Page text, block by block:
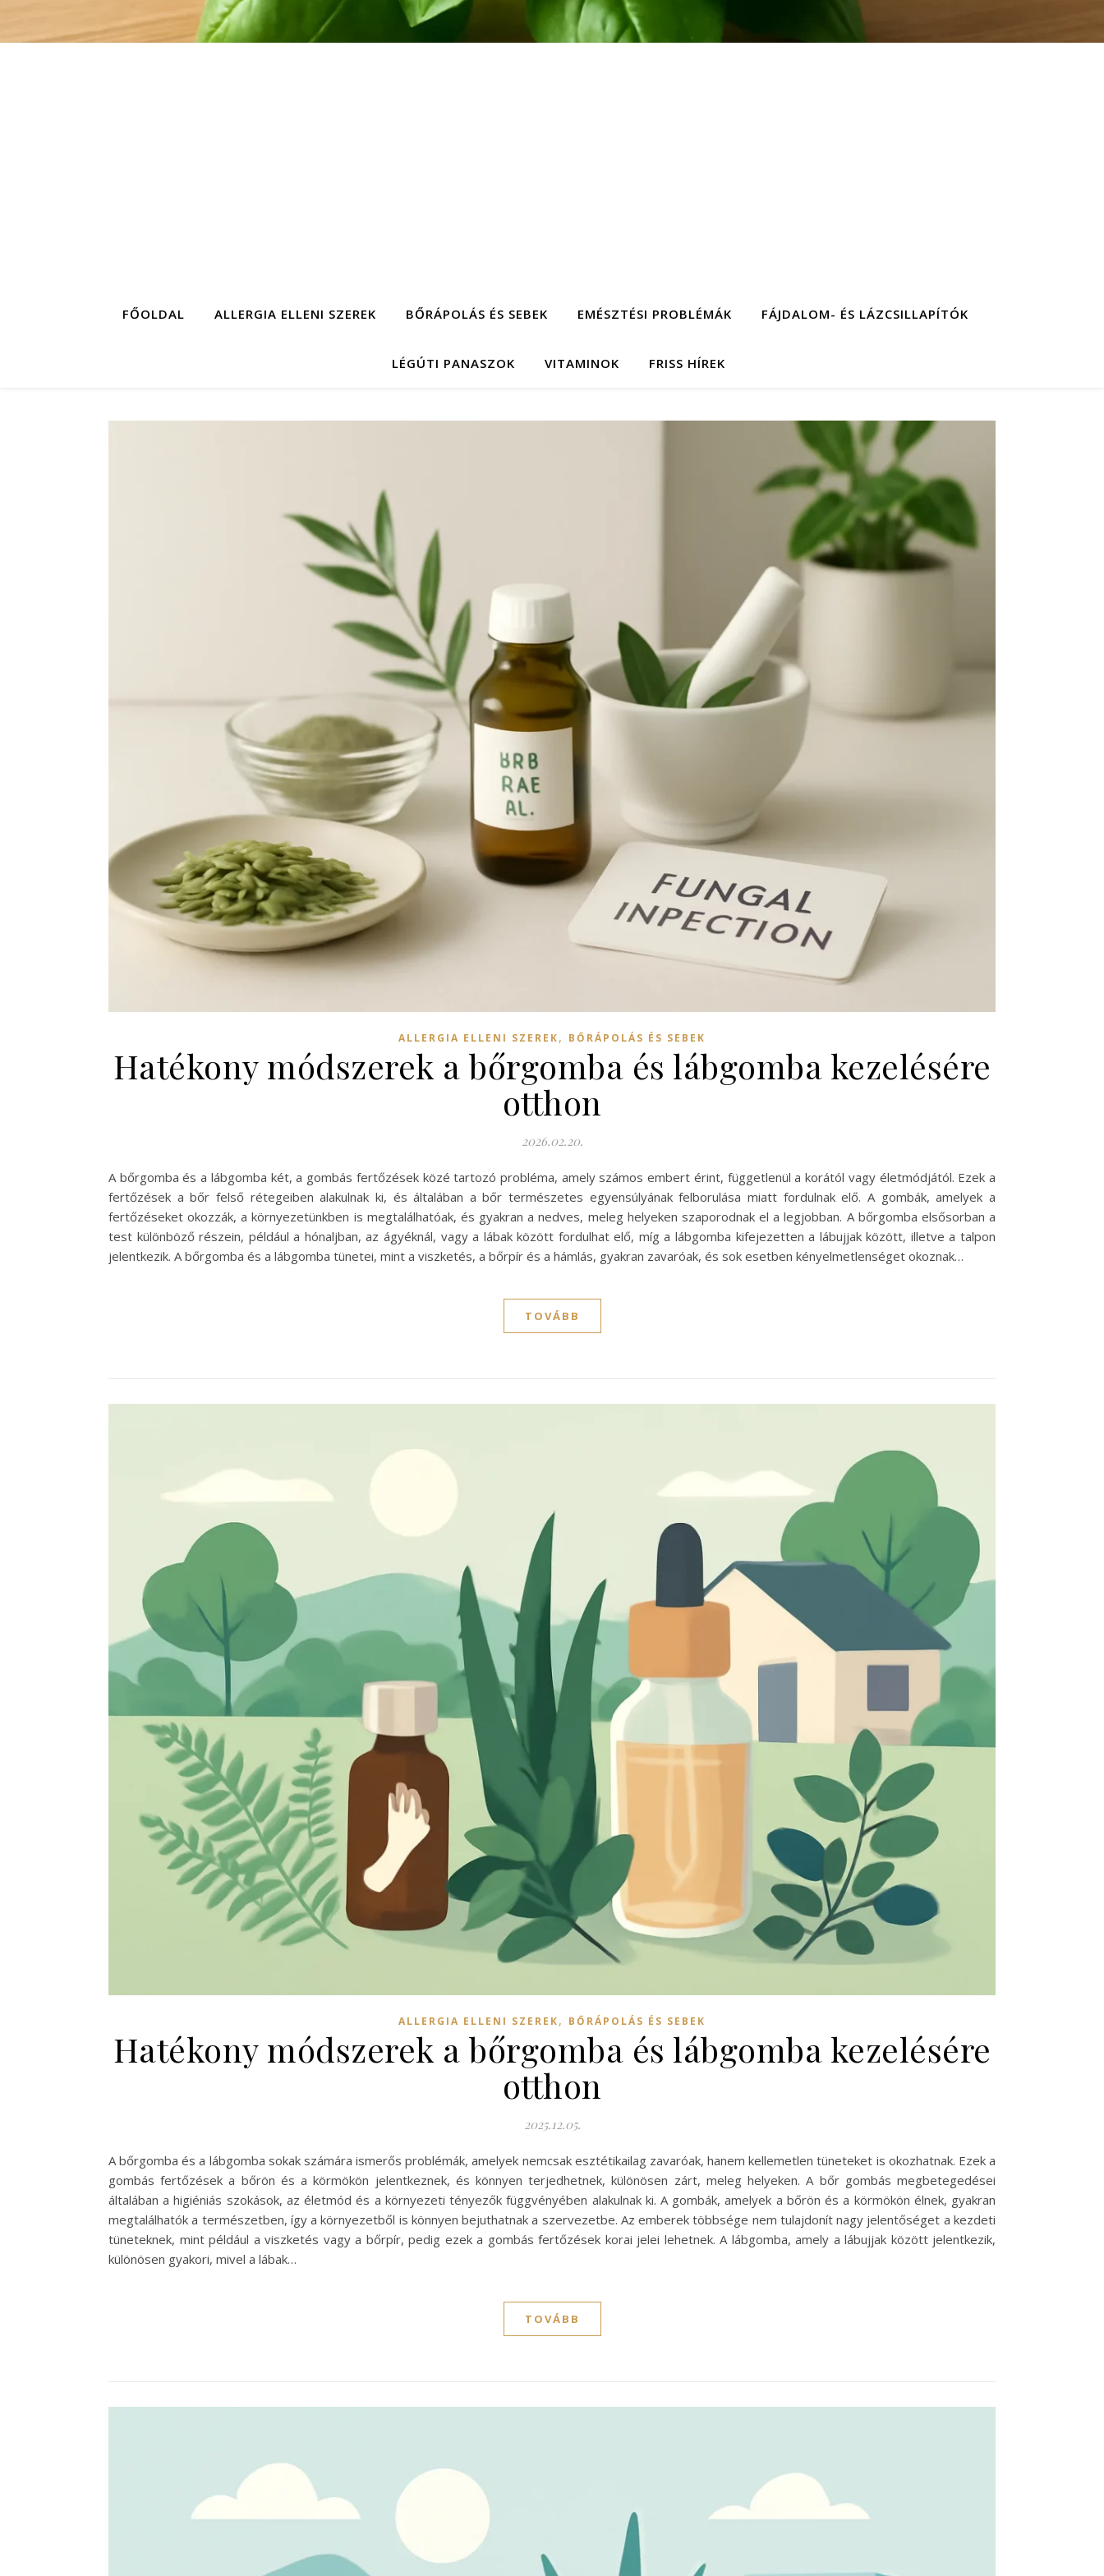
FŐOLDAL ALLERGIA ELLENI SZEREK BŐRÁPOLÁS ÉS SEBEK EMÉSZTÉSI PROBLÉMÁK FÁJDALOM- ÉS LÁZCSILLAPÍTÓK
LÉGÚTI PANASZOK VITAMINOK FRISS HÍREK
ALLERGIA ELLENI SZEREK, BŐRÁPOLÁS ÉS SEBEK
Hatékony módszerek a bőrgomba és lábgomba kezelésére
otthon
2026.02.20.
A bőrgomba és a lábgomba két, a gombás fertőzések közé tartozó probléma, amely számos embert érint, függetlenül a korától vagy életmódjától. Ezek a
fertőzések a bőr felső rétegeiben alakulnak ki, és általában a bőr természetes egyensúlyának felborulása miatt fordulnak elő. A gombák, amelyek a
fertőzéseket okozzák, a környezetünkben is megtalálhatóak, és gyakran a nedves, meleg helyeken szaporodnak el a legjobban. A bőrgomba elsősorban a
test különböző részein, például a hónaljban, az ágyéknál, vagy a lábak között fordulhat elő, míg a lábgomba kifejezetten a lábujjak között, illetve a talpon
jelentkezik. A bőrgomba és a lábgomba tünetei, mint a viszketés, a bőrpír és a hámlás, gyakran zavaróak, és sok esetben kényelmetlenséget okoznak…
TOVÁBB
ALLERGIA ELLENI SZEREK, BŐRÁPOLÁS ÉS SEBEK
Hatékony módszerek a bőrgomba és lábgomba kezelésére
otthon
2025.12.05.
A bőrgomba és a lábgomba sokak számára ismerős problémák, amelyek nemcsak esztétikailag zavaróak, hanem kellemetlen tüneteket is okozhatnak. Ezek a
gombás fertőzések a bőrön és a körmökön jelentkeznek, és könnyen terjedhetnek, különösen zárt, meleg helyeken. A bőr gombás megbetegedései
általában a higiéniás szokások, az életmód és a környezeti tényezők függvényében alakulnak ki. A gombák, amelyek a bőrön és a körmökön élnek, gyakran
megtalálhatók a természetben, így a környezetből is könnyen bejuthatnak a szervezetbe. Az emberek többsége nem tulajdonít nagy jelentőséget a kezdeti
tüneteknek, mint például a viszketés vagy a bőrpír, pedig ezek a gombás fertőzések korai jelei lehetnek. A lábgomba, amely a lábujjak között jelentkezik,
különösen gyakori, mivel a lábak…
TOVÁBB